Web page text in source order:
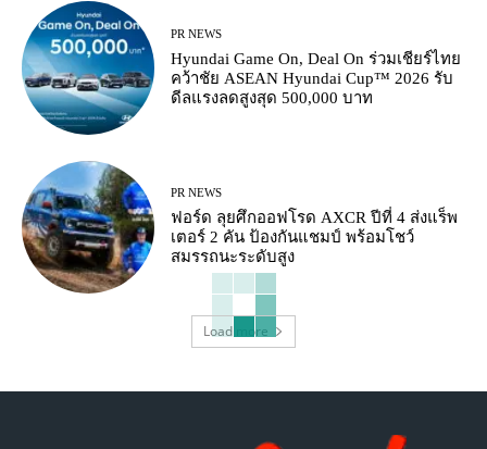
PR NEWS
Hyundai Game On, Deal On ร่วมเชียร์ไทย
คว้าชัย ASEAN Hyundai Cup™ 2026 รับ
ดีลแรงลดสูงสุด 500,000 บาท
PR NEWS
ฟอร์ด ลุยศึกออฟโรด AXCR ปีที่ 4 ส่งแร็พ
เตอร์ 2 คัน ป้องกันแชมป์ พร้อมโชว์
สมรรถนะระดับสูง
Load more